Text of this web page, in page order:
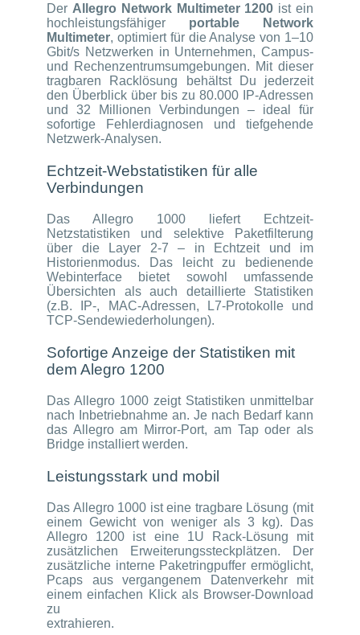
Der Allegro Network Multimeter 1200 ist ein
hochleistungsfähiger portable Network
Multimeter, optimiert für die Analyse von 1–10
Gbit/s Netzwerken in Unternehmen, Campus-
und Rechenzentrumsumgebungen. Mit dieser
tragbaren Racklösung behältst Du jederzeit
den Überblick über bis zu 80.000 IP-Adressen
und 32 Millionen Verbindungen – ideal für
sofortige Fehlerdiagnosen und tiefgehende
Netzwerk-Analysen.
Echtzeit-Webstatistiken für alle
Verbindungen
Das Allegro 1000 liefert Echtzeit-
Netzstatistiken und selektive Paketfilterung
über die Layer 2-7 – in Echtzeit und im
Historienmodus. Das leicht zu bedienende
Webinterface bietet sowohl umfassende
Übersichten als auch detaillierte Statistiken
(z.B. IP-, MAC-Adressen, L7-Protokolle und
TCP-Sendewiederholungen).
Sofortige Anzeige der Statistiken mit
dem Alegro 1200
Das Allegro 1000 zeigt Statistiken unmittelbar
nach Inbetriebnahme an. Je nach Bedarf kann
das Allegro am Mirror-Port, am Tap oder als
Bridge installiert werden.
Leistungsstark und mobil
Das Allegro 1000 ist eine tragbare Lösung (mit
einem Gewicht von weniger als 3 kg). Das
Allegro 1200 ist eine 1U Rack-Lösung mit
zusätzlichen Erweiterungssteckplätzen. Der
zusätzliche interne Paketringpuffer ermöglicht,
Pcaps aus vergangenem Datenverkehr mit
einem einfachen Klick als Browser-Download
zu
extrahieren.